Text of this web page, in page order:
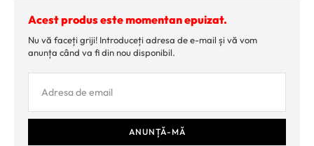
Acest produs este momentan epuizat.
Nu vă faceți griji! Introduceți adresa de e-mail și vă vom
anunța când va fi din nou disponibil.